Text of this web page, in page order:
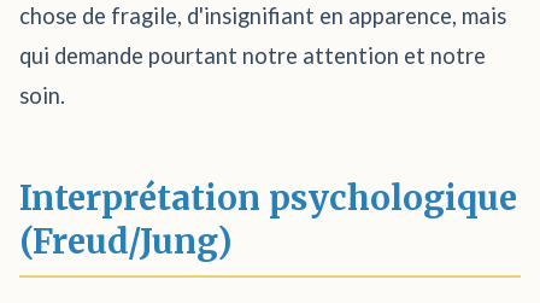
chose de fragile, d'insignifiant en apparence, mais
qui demande pourtant notre attention et notre
soin.
Interprétation psychologique
(Freud/Jung)